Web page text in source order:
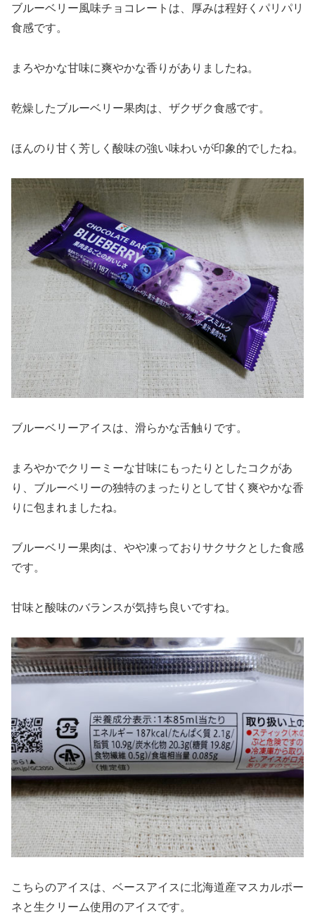
ブルーベリー風味チョコレートは、厚みは程好くパリパリ
食感です。
まろやかな甘味に爽やかな香りがありましたね。
乾燥したブルーベリー果肉は、ザクザク食感です。
ほんのり甘く芳しく酸味の強い味わいが印象的でしたね。
ブルーベリーアイスは、滑らかな舌触りです。
まろやかでクリーミーな甘味にもったりとしたコクがあ
り、ブルーベリーの独特のまったりとして甘く爽やかな香
りに包まれましたね。
ブルーベリー果肉は、やや凍っておりサクサクとした食感
です。
甘味と酸味のバランスが気持ち良いですね。
こちらのアイスは、ベースアイスに北海道産マスカルポー
ネと生クリーム使用のアイスです。